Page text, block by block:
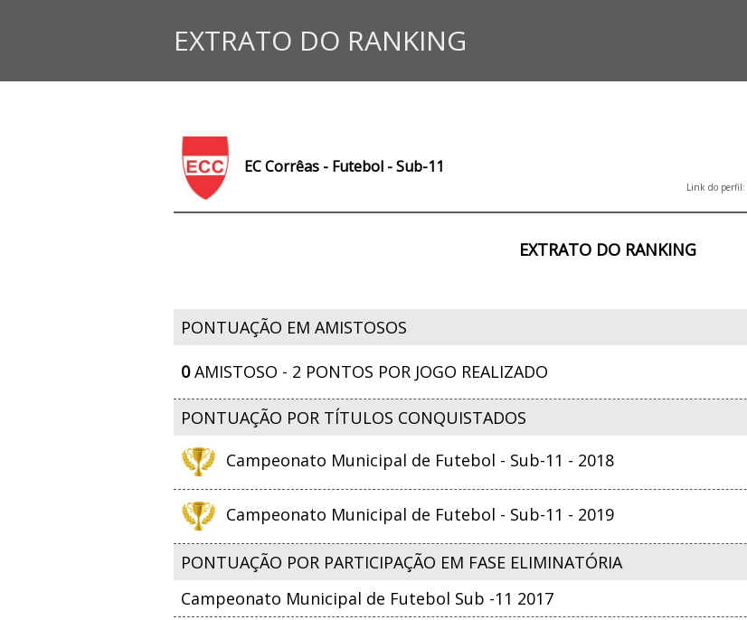
EXTRATO DO RANKING
EC Corrêas - Futebol - Sub-11
Link do perfil:
EXTRATO DO RANKING
PONTUAÇÃO EM AMISTOSOS
0AMISTOSO - 2 PONTOS POR JOGO REALIZADO
PONTUAÇÃO POR TÍTULOS CONQUISTADOS
Campeonato Municipal de Futebol - Sub-11 - 2018
Campeonato Municipal de Futebol - Sub-11 - 2019
PONTUAÇÃO POR PARTICIPAÇÃO EM FASE ELIMINATÓRIA
Campeonato Municipal de Futebol Sub -11 2017